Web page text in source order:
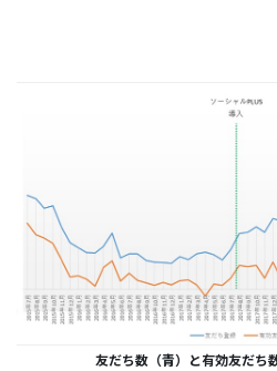
友だち数（青）と有効友だち